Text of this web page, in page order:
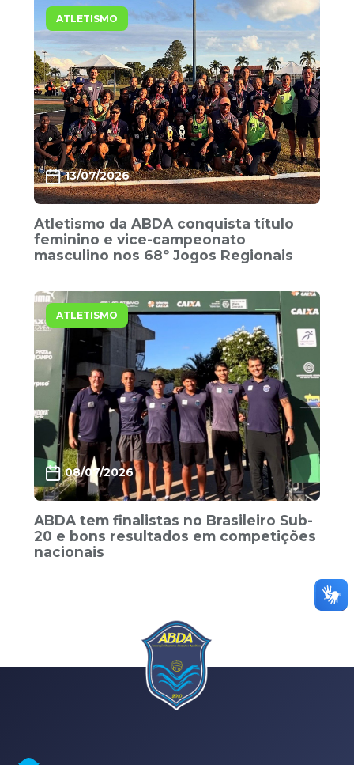
ATLETISMO
13/07/2026
Atletismo da ABDA conquista título
feminino e vice-campeonato
masculino nos 68º Jogos Regionais
ATLETISMO
08/07/2026
ABDA tem finalistas no Brasileiro Sub-
20 e bons resultados em competições
nacionais